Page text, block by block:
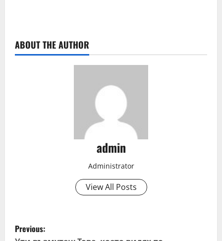
ABOUT THE AUTHOR
admin
Administrator
View All Posts
P
Previous: